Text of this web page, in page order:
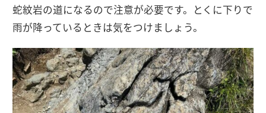
蛇紋岩の道になるので注意が必要です。とくに下りで
雨が降っているときは気をつけましょう。